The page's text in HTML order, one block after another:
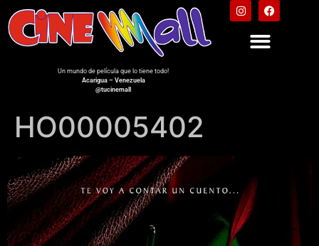
Un mundo de película que lo tiene todo!
Acarigua – Venezuela
@tucinemall
HO00005402